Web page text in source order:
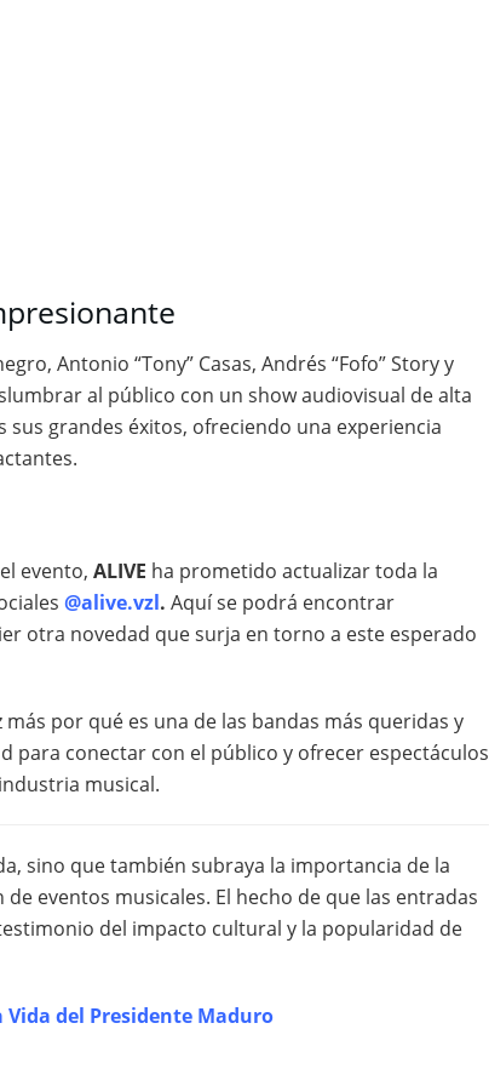
Antonio “Tony” Casas, Andrés “Fofo” Story y
al público con un show audiovisual de alta
grandes éxitos, ofreciendo una experiencia
evento, ALIVE ha prometido actualizar toda la
@alive.vzl. Aquí se podrá encontrar
otra novedad que surja en torno a este esperado
por qué es una de las bandas más queridas y
para conectar con el público y ofrecer espectáculos
musical.
sino que también subraya la importancia de la
eventos musicales. El hecho de que las entradas
del impacto cultural y la popularidad de
Vida del Presidente Maduro